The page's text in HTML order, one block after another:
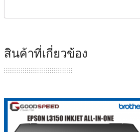
สินค้าที่เกี่ยวข้อง